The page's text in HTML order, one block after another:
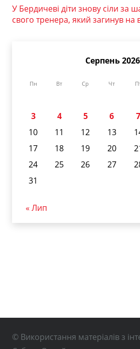
У Бердичеві діти знову сіли за
свого тренера, який загинув на
Серпень 2026
Пн Вт Ср Чт
3
4 5 6 7
10
11 12 13
17
18 19 20
24
25 26 27
31
« Лип
© Використання матеріалів з